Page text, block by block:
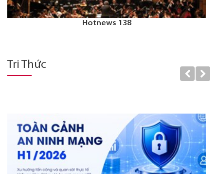
Hotnews 138
Tri Thức